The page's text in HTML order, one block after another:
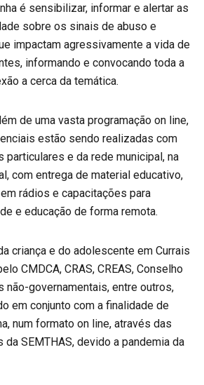
é sensibilizar, informar e alertar as
sobre os sinais de abuso e
impactam agressivamente a vida de
informando e convocando toda a
a cerca da temática.
de uma vasta programação on line,
estão sendo realizadas com
particulares e da rede municipal, na
com entrega de material educativo,
rádios e capacitações para
e educação de forma remota.
criança e do adolescente em Currais
CMDCA, CRAS, CREAS, Conselho
não-governamentais, entre outros,
em conjunto com a finalidade de
num formato on line, através das
SEMTHAS, devido a pandemia da